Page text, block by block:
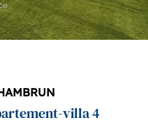
villa 4